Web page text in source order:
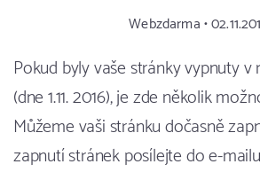
Webzdarma •
Pokud byly vaše stránky vypnuty
(dne 1.11. 2016), je zde několik
Můžeme vaši stránku dočasně
zapnutí stránek posílejte do e-